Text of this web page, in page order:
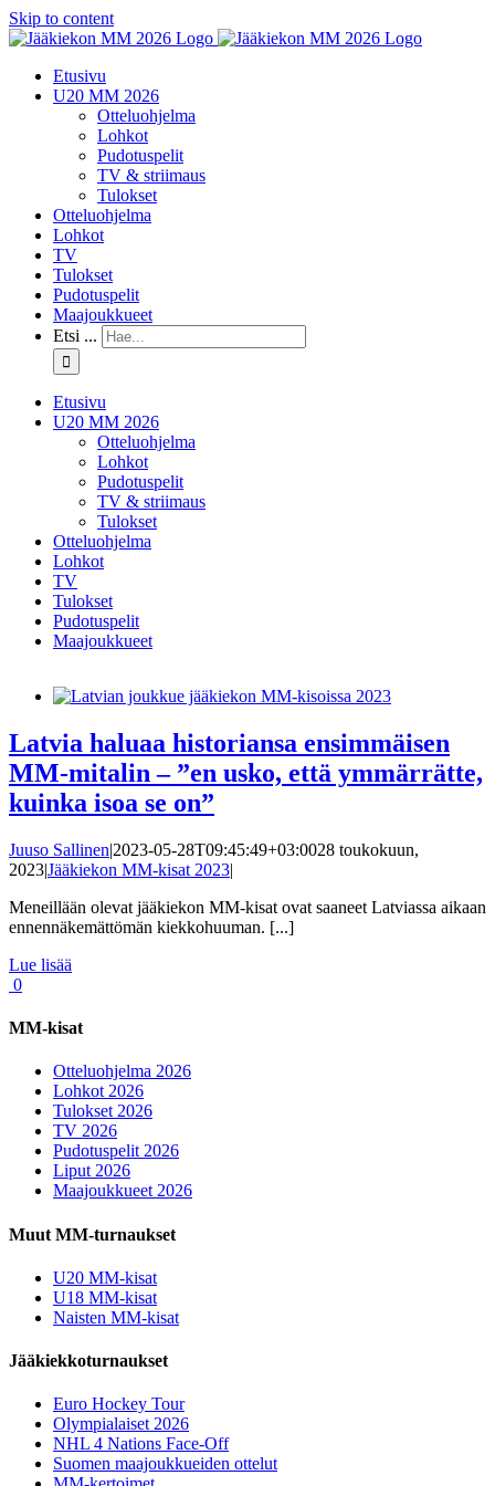
Skip to content
Etusivu
U20 MM 2026
Otteluohjelma
Lohkot
Pudotuspelit
TV & striimaus
Tulokset
Otteluohjelma
Lohkot
TV
Tulokset
Pudotuspelit
Maajoukkueet
Etsi ...
Etusivu
U20 MM 2026
Otteluohjelma
Lohkot
Pudotuspelit
TV & striimaus
Tulokset
Otteluohjelma
Lohkot
TV
Tulokset
Pudotuspelit
Maajoukkueet
Latvia haluaa historiansa ensimmäisen
MM-mitalin – ”en usko, että ymmärrätte,
kuinka isoa se on”
Juuso Sallinen|2023-05-28T09:45:49+03:0028 toukokuun,
2023|Jääkiekon MM-kisat 2023|
Meneillään olevat jääkiekon MM-kisat ovat saaneet Latviassa aikaan
ennennäkemättömän kiekkohuuman. [...]
Lue lisää
0
MM-kisat
Otteluohjelma 2026
Lohkot 2026
Tulokset 2026
TV 2026
Pudotuspelit 2026
Liput 2026
Maajoukkueet 2026
Muut MM-turnaukset
U20 MM-kisat
U18 MM-kisat
Naisten MM-kisat
Jääkiekkoturnaukset
Euro Hockey Tour
Olympialaiset 2026
NHL 4 Nations Face-Off
Suomen maajoukkueiden ottelut